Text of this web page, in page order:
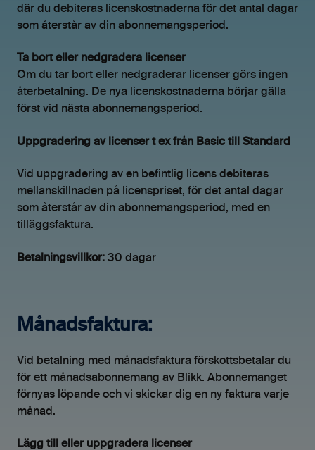
där du debiteras licenskostnaderna för det antal dagar
som återstår av din abonnemangsperiod.
Ta bort eller nedgradera licenser
Om du tar bort eller nedgraderar licenser görs ingen
återbetalning. De nya licenskostnaderna börjar gälla
först vid nästa abonnemangsperiod.
Uppgradering av licenser t ex från Basic till Standard
Vid uppgradering av en befintlig licens debiteras
mellanskillnaden på licenspriset, för det antal dagar
som återstår av din abonnemangsperiod, med en
tilläggsfaktura.
Betalningsvillkor: 30 dagar
Månadsfaktura:
Vid betalning med månadsfaktura förskottsbetalar du
för ett månadsabonnemang av Blikk. Abonnemanget
förnyas löpande och vi skickar dig en ny faktura varje
månad.
Lägg till eller uppgradera licenser